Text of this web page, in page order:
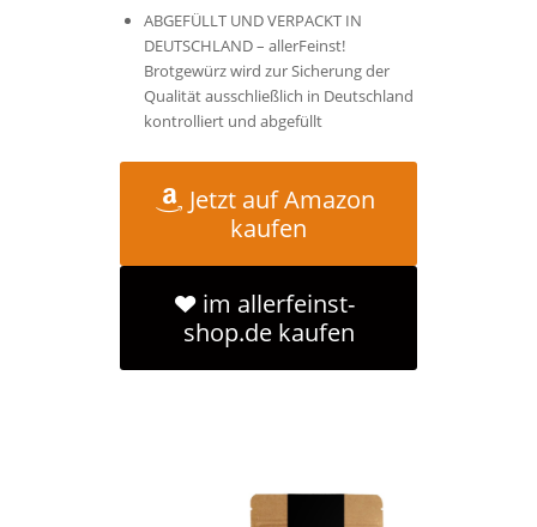
ABGEFÜLLT UND VERPACKT IN
DEUTSCHLAND – allerFeinst!
Brotgewürz wird zur Sicherung der
Qualität ausschließlich in Deutschland
kontrolliert und abgefüllt
Jetzt auf Amazon
kaufen
im allerfeinst-
shop.de kaufen